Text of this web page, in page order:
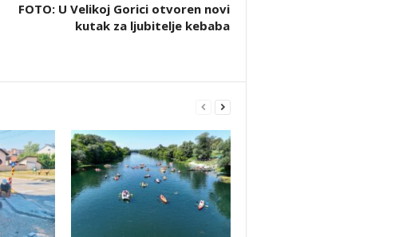
FOTO: U Velikoj Gorici otvoren novi
kutak za ljubitelje kebaba